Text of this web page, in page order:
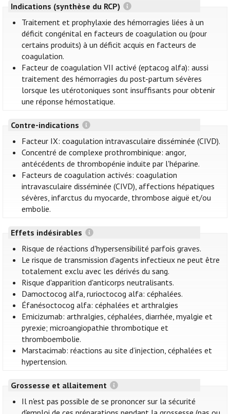
Indications (synthèse du RCP)
Traitement et prophylaxie des hémorragies liées à un
déficit congénital en facteurs de coagulation ou (pour
certains produits) à un déficit acquis en facteurs de
coagulation.
Facteur de coagulation VII activé (eptacog alfa): aussi
traitement des hémorragies du post-partum sévères
lorsque les utérotoniques sont insuffisants pour obtenir
une réponse hémostatique.
Contre-indications
Facteur IX: coagulation intravasculaire disséminée (CIVD).
Concentré de complexe prothrombinique: angor,
antécédents de thrombopénie induite par l'héparine.
Facteurs de coagulation activés: coagulation
intravasculaire disséminée (CIVD), affections hépatiques
sévères, infarctus du myocarde, thrombose aiguë et/ou
embolie.
Effets indésirables
Risque de réactions d'hypersensibilité parfois graves.
Le risque de transmission d'agents infectieux ne peut être
totalement exclu avec les dérivés du sang.
Risque d'apparition d'anticorps neutralisants.
Damoctocog alfa, rurioctocog alfa: céphalées.
Éfanésoctocog alfa: céphalées et arthralgies
Emicizumab: arthralgies, céphalées, diarrhée, myalgie et
pyrexie; microangiopathie thrombotique et
thromboembolie.
Marstacimab: réactions au site d’injection, céphalées et
hypertension.
Grossesse et allaitement
Il n'est pas possible de se prononcer sur la sécurité